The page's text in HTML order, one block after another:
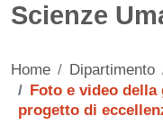
Scienze
Home Dipartimento
Foto e video
progetto di